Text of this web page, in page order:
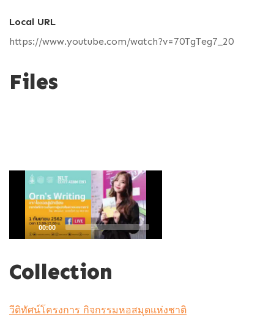
Local URL
https://www.youtube.com/watch?v=70TgTeg7_20
Files
y
r
00:00
Collection
วีดิทัศน์โครงการ กิจกรรมหอสมุดแห่งชาติ